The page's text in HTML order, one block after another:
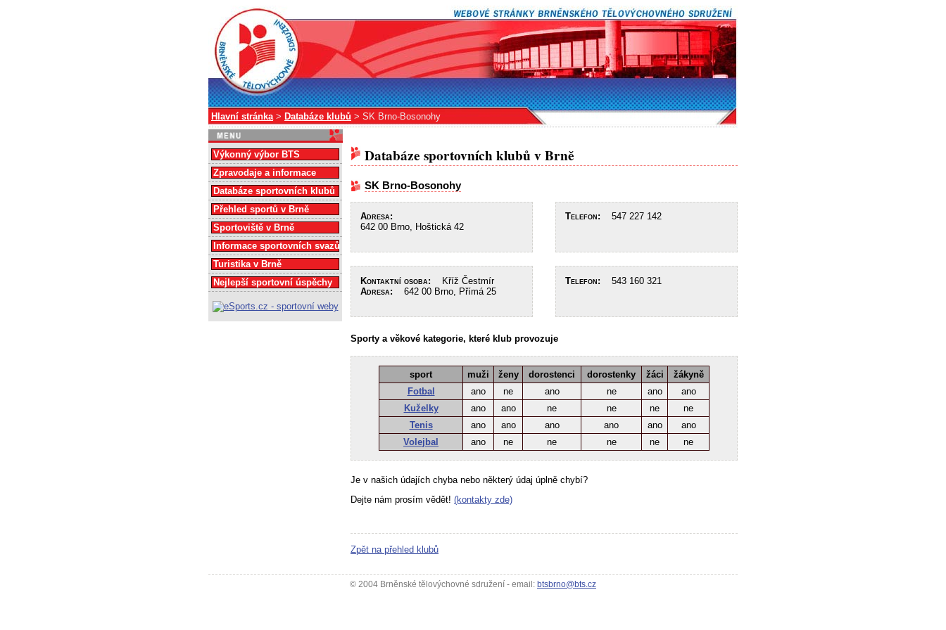
Hlavní stránka> Databáze klubů > SK Brno-Bosonohy
Databáze sportovních klubů v Brně
SK Brno-Bosonohy
Adresa:
642 00 Brno, Hoštická 42
Telefon: 547 227 142
Kontaktní osoba: Kříž Čestmír
Adresa: 642 00 Brno, Přímá 25
Telefon: 543 160 321
Sporty a věkové kategorie, které klub provozuje
sport muži ženy dorostenci dorostenky žáci
žákyně
Fotbal
ano ne ano ne ano
ano
Kuželky
ano ano ne ne ne
ne
Tenis
ano ano ano ano ano
ano
Volejbal
ano ne ne ne ne ne
Je v našich údajích chyba nebo některý údaj úplně chybí?
Dejte nám prosím vědět! (kontakty zde)
Zpět na přehled klubů
Výkonný výbor BTS
Zpravodaje a informace
Databáze sportovních klubů
Přehled sportů v Brně
Sportoviště v Brně
Informace sportovních svazů
Turistika v Brně
Nejlepší sportovní úspěchy
© 2004 Brněnské tělovýchovné sdružení - email: btsbrno@bts.cz